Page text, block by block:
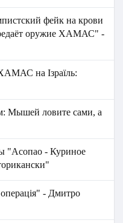
фейк на крови
оружие ХАМАС" -
на Ізраїль:
Мышей ловите сами, а
"Асопао - Куриное
- Дмитро